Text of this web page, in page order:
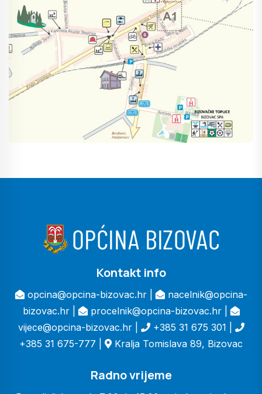
Kontakt info
opcina@opcina-bizovac.hr |
nacelnik@opcina-
bizovac.hr |
procelnik@opcina-bizovac.hr |
vijece@opcina-bizovac.hr |
+385 31 675 301 |
+385 31 675-777 |
Kralja Tomislava 89, Bizovac
Radno vrijeme